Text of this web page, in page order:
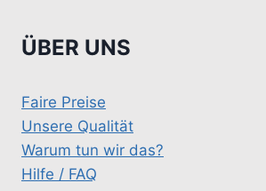
ÜBER UNS
Faire Preise
Unsere Qualität
Warum tun wir das?
Hilfe / FAQ